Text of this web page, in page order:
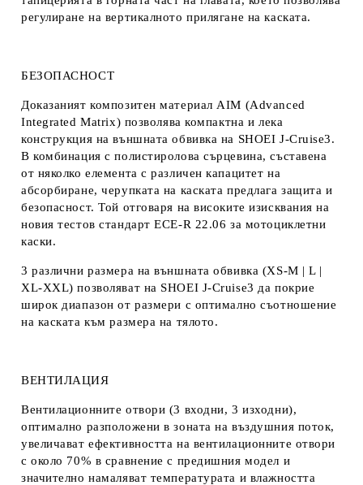
регулиране на вертикалното прилягане на каската.
БЕЗОПАСНОСТ
Доказаният композитен материал AIM (Advanced
Integrated Matrix) позволява компактна и лека
конструкция на външната обвивка на SHOEI J-Cruise3.
В комбинация с полистиролова сърцевина, съставена
от няколко елемента с различен капацитет на
абсорбиране, черупката на каската предлага защита и
безопасност. Той отговаря на високите изисквания на
новия тестов стандарт ECE-R 22.06 за мотоциклетни
каски.
3 различни размера на външната обвивка (XS-M | L |
XL-XXL) позволяват на SHOEI J-Cruise3 да покрие
широк диапазон от размери с оптимално съотношение
на каската към размера на тялото.
ВЕНТИЛАЦИЯ
Вентилационните отвори (3 входни, 3 изходни),
оптимално разположени в зоната на въздушния поток,
увеличават ефективността на вентилационните отвори
с около 70% в сравнение с предишния модел и
значително намаляват температурата и влажността